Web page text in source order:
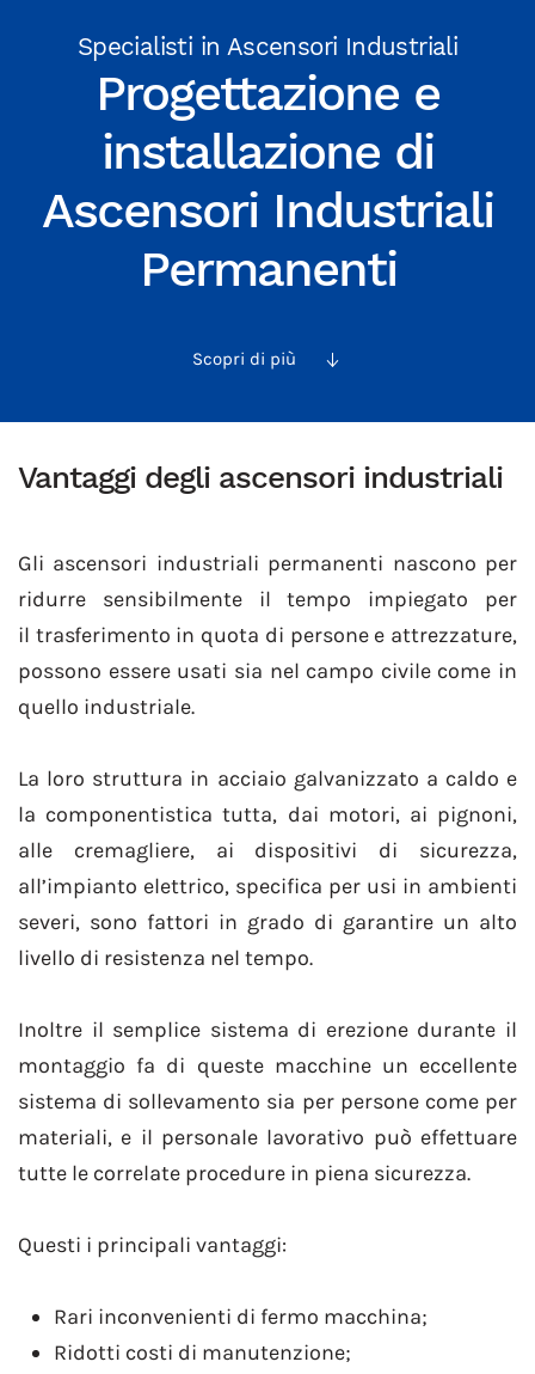
Specialisti in Ascensori Industriali
Progettazione e
installazione di
Ascensori Industriali
Permanenti
Scopri di più
Vantaggi degli ascensori industriali
Gli ascensori industriali permanenti nascono per
ridurre sensibilmente il tempo impiegato per
il trasferimento in quota di persone e attrezzature,
possono essere usati sia nel campo civile come in
quello industriale.
La loro struttura in acciaio galvanizzato a caldo e
la componentistica tutta, dai motori, ai pignoni,
alle cremagliere, ai dispositivi di sicurezza,
all’impianto elettrico, specifica per usi in ambienti
severi, sono fattori in grado di garantire un alto
livello di resistenza nel tempo.
Inoltre il semplice sistema di erezione durante il
montaggio fa di queste macchine un eccellente
sistema di sollevamento sia per persone come per
materiali, e il personale lavorativo può effettuare
tutte le correlate procedure in piena sicurezza.
Questi i principali vantaggi:
Rari inconvenienti di fermo macchina;
Ridotti costi di manutenzione;